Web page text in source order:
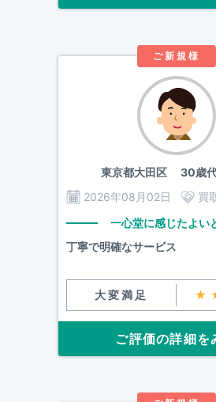
ご新規様
東京都大田区30歳
2026年08月02日
買
一心堂に感じたよい
丁寧で明確なサービス
大変満足
ご評価の詳細を